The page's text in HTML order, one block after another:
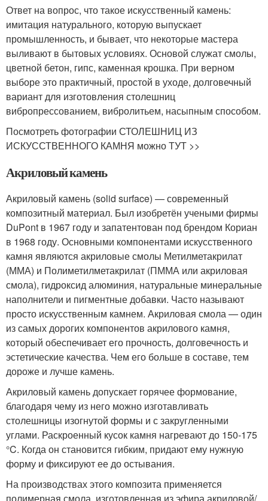
Ответ на вопрос, что такое искусственный камень:
имитация натурального, которую выпускает
промышленность, и бывает, что некоторые мастера
выливают в бытовых условиях. Основой служат смолы,
цветной бетон, гипс, каменная крошка. При верном
выборе это практичный, простой в уходе, долговечный
вариант для изготовления столешниц
вибропрессованием, вибролитьем, насыпным способом.
Посмотреть фотографии СТОЛЕШНИЦ ИЗ
ИСКУССТВЕННОГО КАМНЯ можно ТУТ >>
Акриловый камень
Акриловый камень (solid surface) — современный
композитный материал. Был изобретён учеными фирмы
DuPont в 1967 году и запатентован под брендом Кориан
в 1968 году. Основными компонентами искусственного
камня являются акриловые смолы Метилметакрилат
(ММА) и Полиметилметакрилат (ПММА или акриловая
смола), гидроксид алюминия, натуральные минеральные
наполнители и пигментные добавки. Часто называют
просто искусственным камнем. Акриловая смола — один
из самых дорогих компонентов акрилового камня,
который обеспечивает его прочность, долговечность и
эстетические качества. Чем его больше в составе, тем
дороже и лучше камень.
Акриловый камень допускает горячее формование,
благодаря чему из него можно изготавливать
столешницы изогнутой формы и с закругленными
углами. Раскроенный кусок камня нагревают до 150-175
°C. Когда он становится гибким, придают ему нужную
форму и фиксируют ее до остывания.
На производствах этого композита применяется